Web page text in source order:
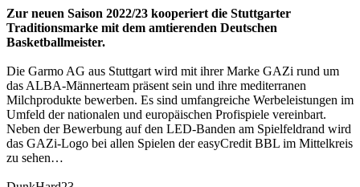
Zur neuen Saison 2022/23 kooperiert die Stuttgarter
Traditionsmarke mit dem amtierenden Deutschen
Basketballmeister.
Die Garmo AG aus Stuttgart wird mit ihrer Marke GAZi rund um
das ALBA-Männerteam präsent sein und ihre mediterranen
Milchprodukte bewerben. Es sind umfangreiche Werbeleistungen im
Umfeld der nationalen und europäischen Profispiele vereinbart.
Neben der Bewerbung auf den LED-Banden am Spielfeldrand wird
das GAZi-Logo bei allen Spielen der easyCredit BBL im Mittelkreis
zu sehen…